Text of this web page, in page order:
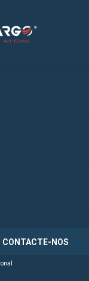
CONTACTE-NOS